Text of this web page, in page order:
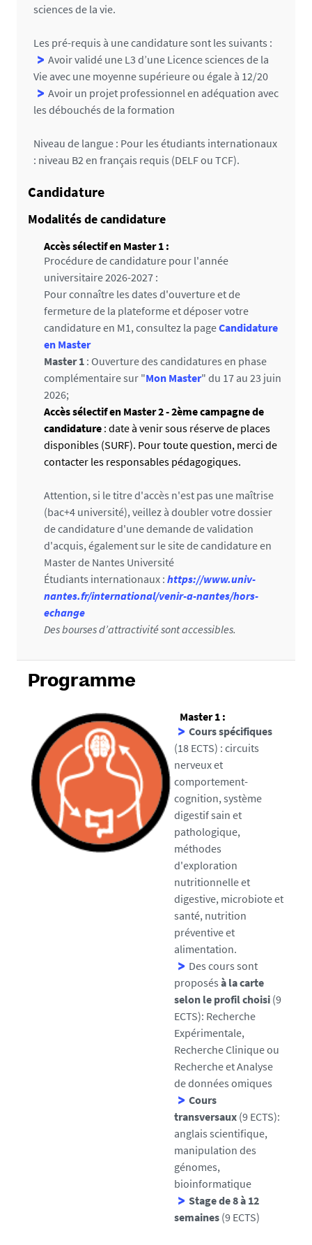
sciences de la vie.
Les pré-requis à une candidature sont les suivants :
Avoir validé une L3 d’une Licence sciences de la
Vie avec une moyenne supérieure ou égale à 12/20
Avoir un projet professionnel en adéquation avec
les débouchés de la formation
Niveau de langue : Pour les étudiants internationaux
: niveau B2 en français requis (DELF ou TCF).
Candidature
Modalités de candidature
Accès sélectif en Master 1 :
Procédure de candidature pour l'année
universitaire 2026-2027 :
Pour connaître les dates d'ouverture et de
fermeture de la plateforme et déposer votre
candidature en M1, consultez la pageCandidature
en Master
Master 1 : Ouverture des candidatures en phase
complémentaire sur "Mon Master" du 17 au 23 juin
2026;
Accès sélectif en Master 2 - 2ème campagne de
candidature : date à venir sous réserve de places
disponibles (SURF). Pour toute question, merci de
contacter les responsables pédagogiques.
Attention, si le titre d'accès n'est pas une maîtrise
(bac+4 université), veillez à doubler votre dossier
de candidature d'une demande de validation
d'acquis, également sur le site de candidature en
Master de Nantes Université
Étudiants internationaux :https://www.univ-
nantes.fr/international/venir-a-nantes/hors-
echange
Des bourses d’attractivité sont accessibles.
Programme
Master 1 :
Cours spécifiques
(18 ECTS) : circuits
nerveux et
comportement-
cognition, système
digestif sain et
pathologique,
méthodes
d'exploration
nutritionnelle et
digestive, microbiote et
santé, nutrition
préventive et
alimentation.
Des cours sont
proposés à la carte
selon le profil choisi (9
ECTS): Recherche
Expérimentale,
Recherche Clinique ou
Recherche et Analyse
de données omiques
Cours
transversaux (9 ECTS):
anglais scientifique,
manipulation des
génomes,
bioinformatique
Stage de 8 à 12
semaines (9 ECTS)